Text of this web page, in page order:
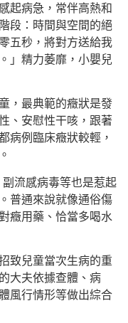
起病急，常伴高熱和
段：時間與空間的絕
五秒，將對方送給我
」精力萎靡，小嬰兒
，最典範的癥狀是發
、安慰性干咳，跟著
病例臨床癥狀較輕，
流感病毒等也是惹起
普通來說就像通俗傷
癥用藥、恰當多喝水
致兒童當次生病的重
大夫依據查體、病
風行情形等做出綜合